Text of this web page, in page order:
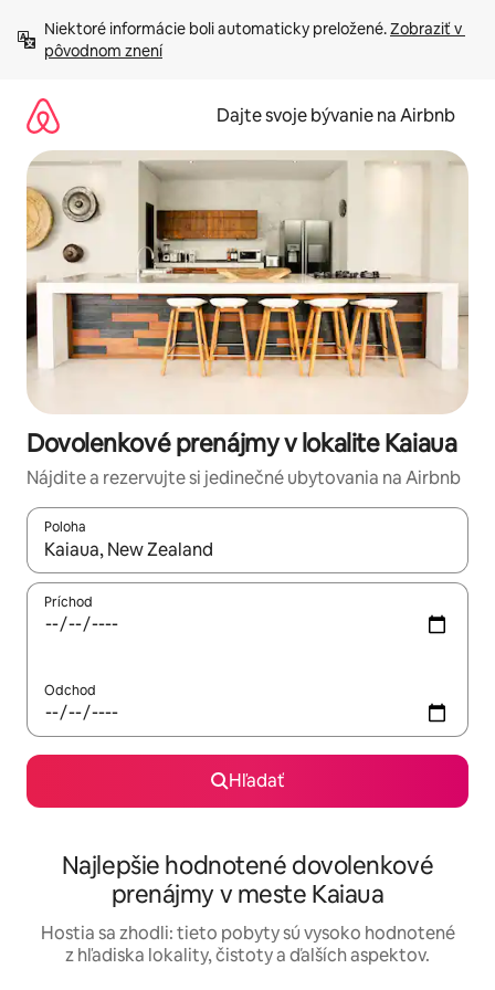
obsah.
Niektoré informácie boli automaticky preložené. Zobraziť v
pôvodnom znení
Dajte svoje bývanie na Airbnb
Dovolenkové prenájmy v lokalite Kaiaua
Nájdite a rezervujte si jedinečné ubytovania na Airbnb
Poloha
Keď budú výsledky k dispozícii, môžete si ich prechádzať
Príchod
Odchod
Hľadať
Najlepšie hodnotené dovolenkové
prenájmy v meste Kaiaua
Hostia sa zhodli: tieto pobyty sú vysoko hodnotené
z hľadiska lokality, čistoty a ďalších aspektov.